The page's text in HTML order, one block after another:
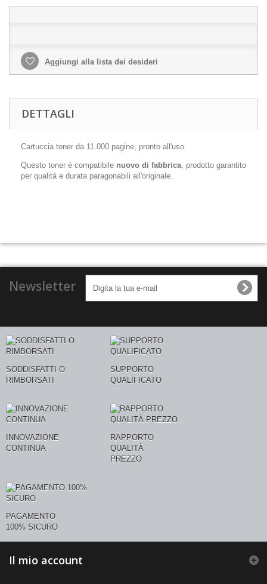
Aggiungi alla lista dei desideri
DETTAGLI
Cartuccia toner da 11.000 pagine, pronto all'uso.
Questo toner è compatibile nuovo di fabbrica, prodotto garantito
per qualità e durata paragonabili all'originale.
Newsletter
SODDISFATTI O
RIMBORSATI
SUPPORTO
QUALIFICATO
INNOVAZIONE
CONTINUA
RAPPORTO
QUALITÀ
PREZZO
PAGAMENTO
100% SICURO
Il mio account